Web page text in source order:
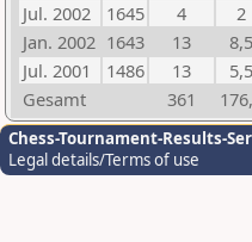
Jul. 2002
1645 4
2
Jan. 2002 1643 13
8,5
Jul. 2001
1486 13
5,5
Gesamt
361
Chess-Tournament-Results-
Legal details/Terms of use